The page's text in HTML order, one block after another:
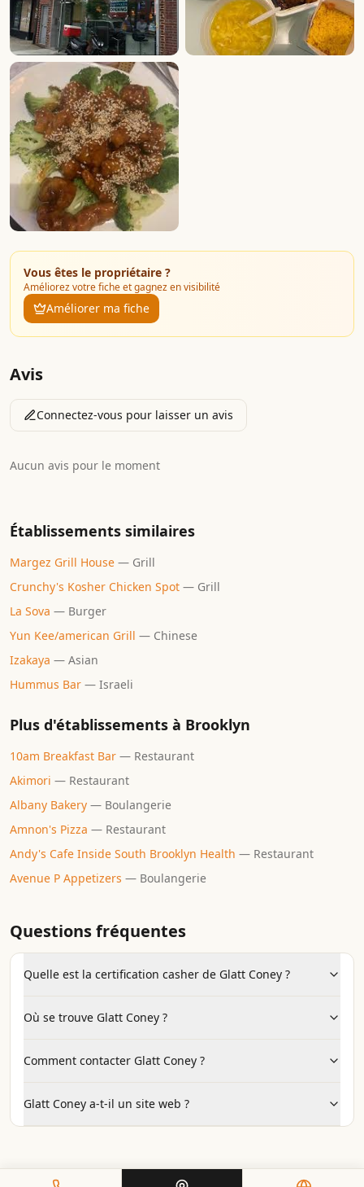
Vous êtes le propriétaire ?
Améliorez votre fiche et gagnez en visibilité
Améliorer ma fiche
Avis
Connectez-vous pour laisser un avis
Aucun avis pour le moment
Établissements similaires
Margez Grill House — Grill
Crunchy's Kosher Chicken Spot — Grill
La Sova — Burger
Yun Kee/american Grill — Chinese
Izakaya — Asian
Hummus Bar — Israeli
Plus d'établissements à Brooklyn
10am Breakfast Bar — Restaurant
Akimori — Restaurant
Albany Bakery — Boulangerie
Amnon's Pizza — Restaurant
Andy's Cafe Inside South Brooklyn Health — Restaurant
Avenue P Appetizers — Boulangerie
Questions fréquentes
Quelle est la certification casher de Glatt Coney ?
Où se trouve Glatt Coney ?
Comment contacter Glatt Coney ?
Glatt Coney a-t-il un site web ?